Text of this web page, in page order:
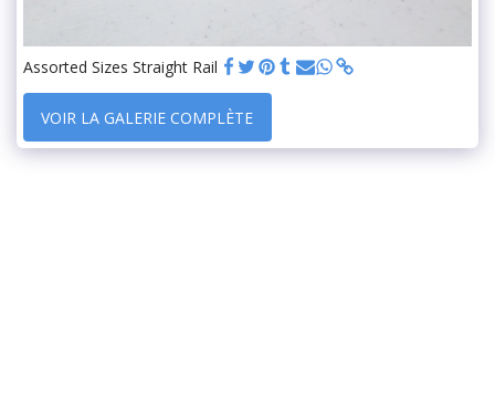
Assorted Sizes Straight Rail
VOIR LA GALERIE COMPLÈTE